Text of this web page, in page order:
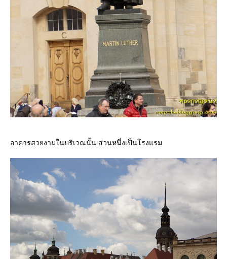
อาคารสวยงามในบริเวณนั้น ส่วนหนึ่งเป็นโรงแรม